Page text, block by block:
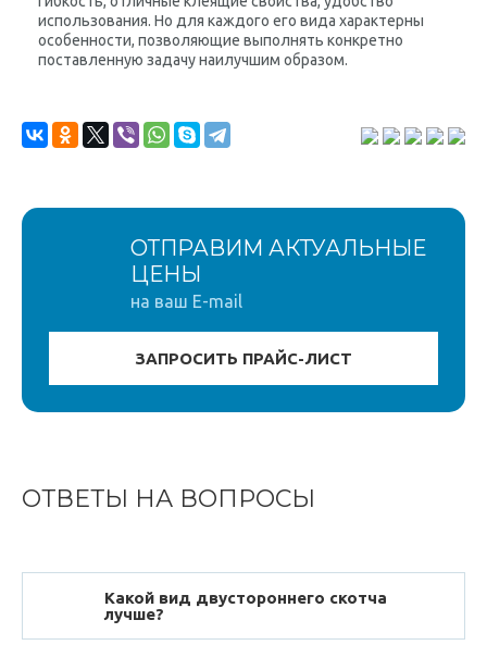
использования. Но для каждого его вида характерны
особенности, позволяющие выполнять конкретно
поставленную задачу наилучшим образом.
ОТПРАВИМ АКТУАЛЬНЫЕ
ЦЕНЫ
на ваш E-mail
ОТВЕТЫ НА ВОПРОСЫ
Какой вид двустороннего скотча
лучше?